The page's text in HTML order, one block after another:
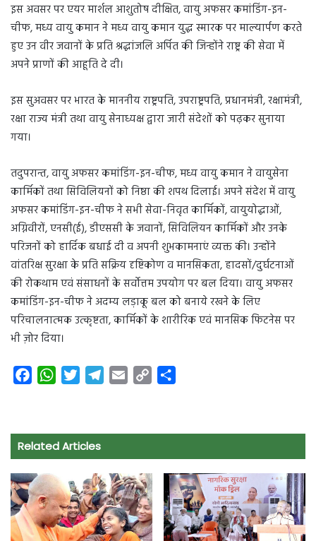
इस अवसर पर एयर मार्शल आशुतोष दीक्षित, वायु अफसर कमांडिंग-इन-
चीफ, मध्य वायु कमान ने मध्य वायु कमान युद्ध स्मारक पर माल्यार्पण करते
हुए उन वीर जवानों के प्रति श्रद्धांजलि अर्पित की जिन्होंने राष्ट्र की सेवा में
अपने प्राणों की आहूति दे दी।
इस सुअवसर पर भारत के माननीय राष्ट्रपति, उपराष्ट्रपति, प्रधानमंत्री, रक्षामंत्री,
रक्षा राज्य मंत्री तथा वायु सेनाध्यक्ष द्वारा जारी संदेशों को पढ़कर सुनाया
गया।
तदुपरान्त, वायु अफसर कमांडिंग-इन-चीफ, मध्य वायु कमान ने वायुसेना
कार्मिकों तथा सिविलियनों को निष्ठा की शपथ दिलाई। अपने संदेश में वायु
अफसर कमांडिंग-इन-चीफ ने सभी सेवा-निवृत कार्मिकों, वायुयोद्धाओं,
अग्निवीरों, एनसी(ई), डीएससी के जवानों, सिविलियन कार्मिकों और उनके
परिजनों को हार्दिक बधाई दी व अपनी शुभकामनाएं व्यक्त की। उन्होंने
वांतरिक्ष सुरक्षा के प्रति सक्रिय दृष्टिकोण व मानसिकता, हादसों/दुर्घटनाओं
की रोकथाम एवं संसाधनों के सर्वोत्तम उपयोग पर बल दिया। वायु अफसर
कमांडिंग-इन-चीफ ने अदम्य लड़ाकू बल को बनाये रखने के लिए
परिचालनात्मक उत्कृष्टता, कार्मिकों के शारीरिक एवं मानसिक फिटनेस पर
भी ज़ोर दिया।
e
b
o
k
W
t
s
p
p
t
t
r
e
a
m
i
y
n
k
r
Related Articles